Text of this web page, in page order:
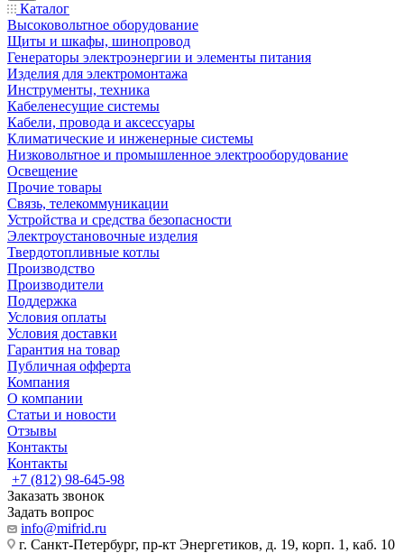
Каталог
Высоковольтное оборудование
Щиты и шкафы, шинопровод
Генераторы электроэнергии и элементы питания
Изделия для электромонтажа
Инструменты, техника
Кабеленесущие системы
Кабели, провода и аксессуары
Климатические и инженерные системы
Низковольтное и промышленное электрооборудование
Освещение
Прочие товары
Связь, телекоммуникации
Устройства и средства безопасности
Электроустановочные изделия
Твердотопливные котлы
Производство
Производители
Поддержка
Условия оплаты
Условия доставки
Гарантия на товар
Публичная офферта
Компания
О компании
Статьи и новости
Отзывы
Контакты
Контакты
+7 (812) 98-645-98
Заказать звонок
Задать вопрос
info@mifrid.ru
г. Санкт-Петербург, пр-кт Энергетиков, д. 19, корп. 1, каб. 10